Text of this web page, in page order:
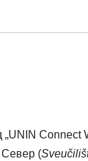
„UNIN Connect
Север (